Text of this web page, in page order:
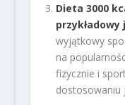
Dieta 3000
przykładowy
wyjątkowy
na
fizycznie i
dostosowaniu